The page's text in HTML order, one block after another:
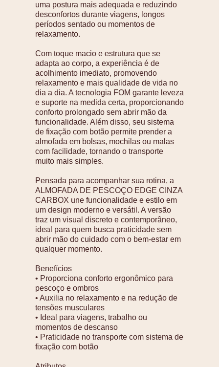
uma postura mais adequada e reduzindo
desconfortos durante viagens, longos
períodos sentado ou momentos de
relaxamento.
Com toque macio e estrutura que se
adapta ao corpo, a experiência é de
acolhimento imediato, promovendo
relaxamento e mais qualidade de vida no
dia a dia. A tecnologia FOM garante leveza
e suporte na medida certa, proporcionando
conforto prolongado sem abrir mão da
funcionalidade. Além disso, seu sistema
de fixação com botão permite prender a
almofada em bolsas, mochilas ou malas
com facilidade, tornando o transporte
muito mais simples.
Pensada para acompanhar sua rotina, a
ALMOFADA DE PESCOÇO EDGE CINZA
CARBOX une funcionalidade e estilo em
um design moderno e versátil. A versão
traz um visual discreto e contemporâneo,
ideal para quem busca praticidade sem
abrir mão do cuidado com o bem-estar em
qualquer momento.
Benefícios
• Proporciona conforto ergonômico para
pescoço e ombros
• Auxilia no relaxamento e na redução de
tensões musculares
• Ideal para viagens, trabalho ou
momentos de descanso
• Praticidade no transporte com sistema de
fixação com botão